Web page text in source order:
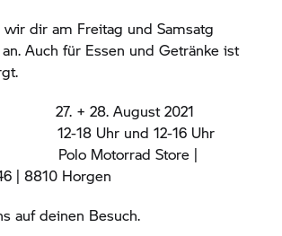
dir am Freitag und Samsatg
Auch für Essen und Getränke ist
+ 28. August 2021
Uhr und 12-16 Uhr
Motorrad Store |
| 8810 Horgen
auf deinen Besuch.